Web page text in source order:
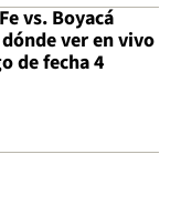
vs. Boyacá
ver en vivo
de fecha 4